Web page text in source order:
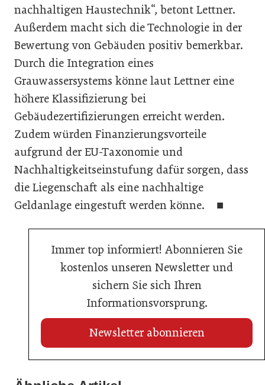
nachhaltigen Haustechnik“, betont Lettner.
Außerdem macht sich die Technologie in der
Bewertung von Gebäuden positiv bemerkbar.
Durch die Integration eines
Grauwassersystems könne laut Lettner eine
höhere Klassifizierung bei
Gebäudezertifizierungen erreicht werden.
Zudem würden Finanzierungsvorteile
aufgrund der EU-Taxonomie und
Nachhaltigkeitseinstufung dafür sorgen, dass
die Liegenschaft als eine nachhaltige
Geldanlage eingestuft werden könne. ■
Immer top informiert! Abonnieren Sie
kostenlos unseren Newsletter und
sichern Sie sich Ihren
Informationsvorsprung.
Newsletter abonnieren